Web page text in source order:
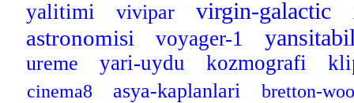
yalitimi vivipar virgin-galactic
astronomisi
voyager-1
ureme yari-uydu kozmografi
cinema8 asya-kaplanlari bretton-